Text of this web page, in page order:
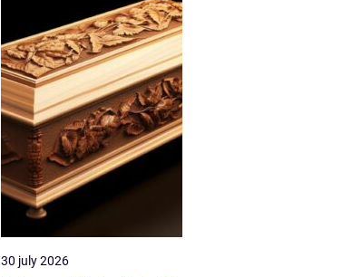
30 july 2026